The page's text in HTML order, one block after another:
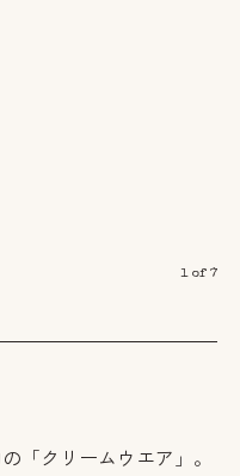
1of 7
「クリームウエア」。